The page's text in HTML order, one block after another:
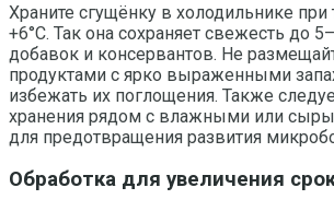
Храните сгущёнку в холодильнике при
+6°С. Так она сохраняет свежесть до
добавок и консервантов. Не
продуктами с ярко выраженными
избежать их поглощения. Также
хранения рядом с влажными или
для предотвращения развития
Обработка для увеличения